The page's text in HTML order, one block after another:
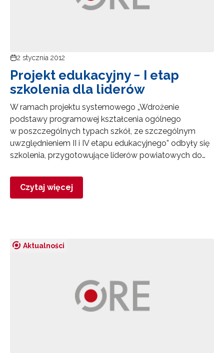
2 stycznia 2012
Projekt edukacyjny − I etap
szkolenia dla liderów
W ramach projektu systemowego „Wdrożenie
podstawy programowej kształcenia ogólnego
w poszczególnych typach szkół, ze szczególnym
uwzględnieniem II i IV etapu edukacyjnego” odbyły się
szkolenia, przygotowujące liderów powiatowych do…
Czytaj więcej
Aktualności